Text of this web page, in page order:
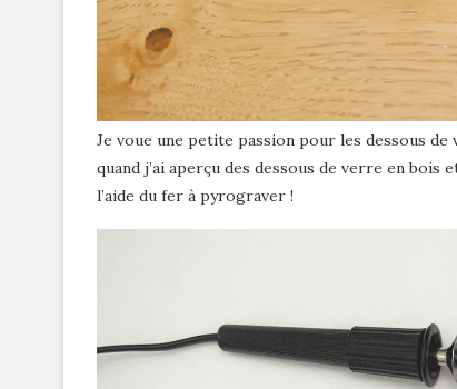
Je voue une petite passion pour les dessous
quand j’ai aperçu des dessous de verre en bois
l’aide du fer à pyrograver !